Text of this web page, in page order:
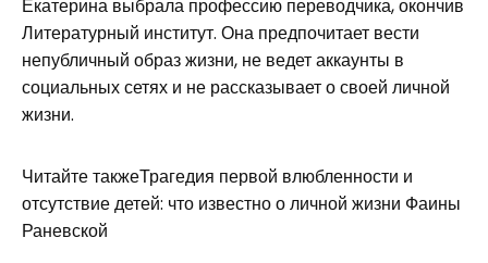
Екатерина выбрала профессию переводчика, окончив
Литературный институт. Она предпочитает вести
непубличный образ жизни, не ведет аккаунты в
социальных сетях и не рассказывает о своей личной
жизни.
Читайте такжеТрагедия первой влюбленности и
отсутствие детей: что известно о личной жизни Фаины
Раневской